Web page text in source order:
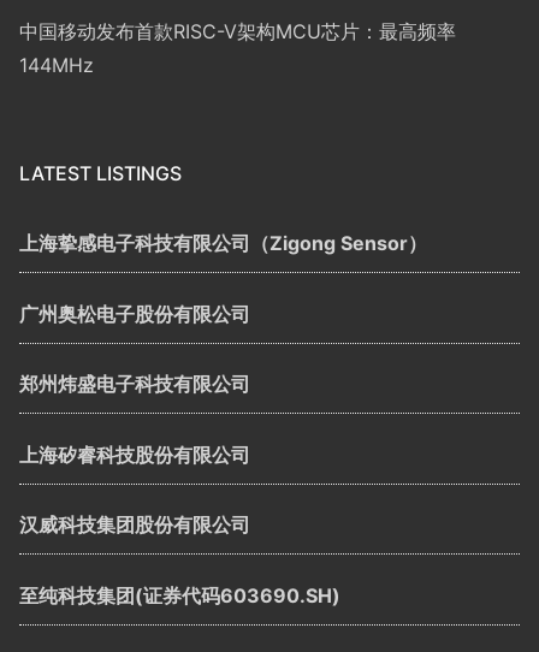
中国移动发布首款RISC-V架构MCU芯片：最高频率
144MHz
LATEST LISTINGS
上海挚感电子科技有限公司（Zigong Sensor）
广州奥松电子股份有限公司
郑州炜盛电子科技有限公司
上海矽睿科技股份有限公司
汉威科技集团股份有限公司
至纯科技集团(证券代码603690.SH)